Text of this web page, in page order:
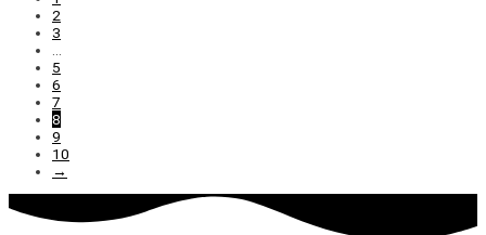
2
3
5
6
7
8
9
10
→